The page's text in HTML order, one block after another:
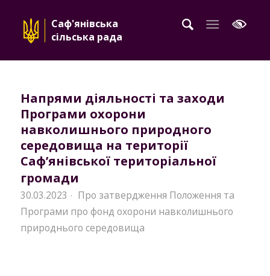
Саф'янівська
сільська рада
Напрями діяльності та заходи
Програми охорони
навколишнього природного
середовища на території
Саф’янівської територіальної
громади
30.03.2023 · Про затвердження Положення та
Програми про фонд охорони навколишнього
природнього середовища